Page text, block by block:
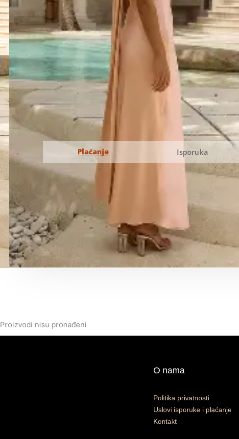
DODAJ U
95% poliester+5% spandex
Šifra artikla: N/A Kategorija: Haljine
Veličina XS, S, M, L
Plaćanje Isporuka
Plaćanje se vrši isključivo u dinarima. Sve cene na
Plaćanje robe se vrši gotovinom kuriru prilikom dostave.
Proizvodi nisu pronađeni
O nama
Politika privatnosti
Uslovi isporuke i plaćanje
Kontakt